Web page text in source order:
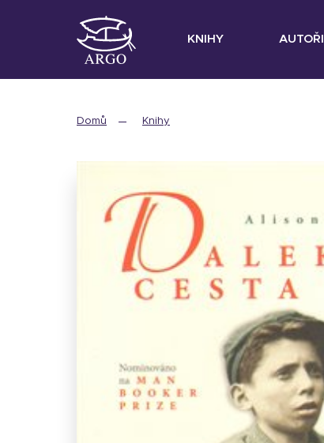
KNIHY AUTOŘI
Domů Knihy